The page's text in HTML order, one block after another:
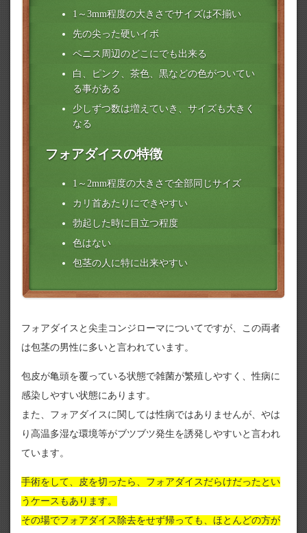
1～3mm程度の大きさでサイズは不揃い
先の尖った硬いイボ
ペニス周辺のどこにでも出来る
白、ピンク、茶色、黒などの色がついてい
る事がある
少しずつ数は増えていき、サイズも大きく
なる
フォアダイスの特徴
1～2mm程度の大きさで全部同じサイズ
カリ首あたりにできやすい
勃起した時に目立つ程度
色はない
包茎の人に特に出来やすい
フォアダイスと尖圭コンジローマについてですが、この両者
は包茎の男性に多いと言われています。
包皮が亀頭を覆っている状態で雑菌が繁殖しやすく、性病に
感染しやすい状態にあります。
また、フォアダイスに関しては性病ではありませんが、やは
り高温多湿な環境等がブツブツ発生を誘発しやすいと言われ
ています。
手術をして、皮を切ったら、フォアダイスだらけだったとい
うケースもあります。
その場でフォアダイス除去をせず帰っても、ほとんどの方が